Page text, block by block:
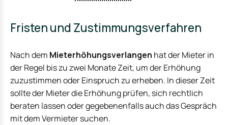
Fristen und Zustimmungsverfahren
Nach dem Mieterhöhungsverlangen hat der Mieter in
der Regel bis zu zwei Monate Zeit, um der Erhöhung
zuzustimmen oder Einspruch zu erheben. In dieser Zeit
sollte der Mieter die Erhöhung prüfen, sich rechtlich
beraten lassen oder gegebenenfalls auch das Gespräch
mit dem Vermieter suchen.